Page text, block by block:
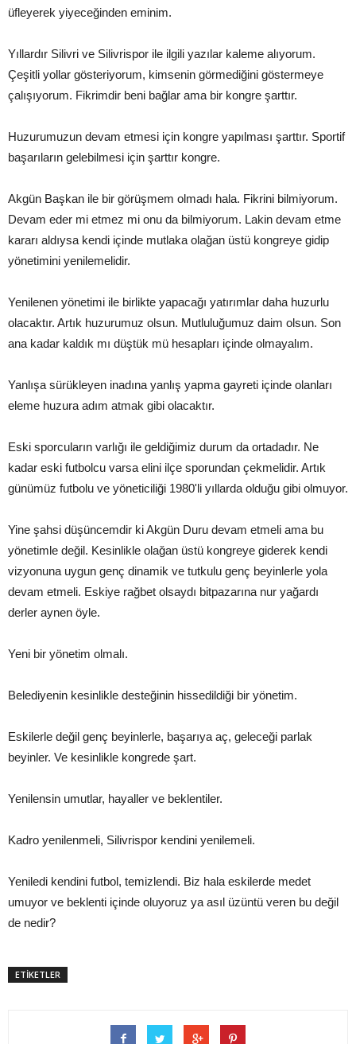
üfleyerek yiyeceğinden eminim.
Yıllardır Silivri ve Silivrispor ile ilgili yazılar kaleme alıyorum.
Çeşitli yollar gösteriyorum, kimsenin görmediğini göstermeye
çalışıyorum. Fikrimdir beni bağlar ama bir kongre şarttır.
Huzurumuzun devam etmesi için kongre yapılması şarttır. Sportif
başarıların gelebilmesi için şarttır kongre.
Akgün Başkan ile bir görüşmem olmadı hala. Fikrini bilmiyorum.
Devam eder mi etmez mi onu da bilmiyorum. Lakin devam etme
kararı aldıysa kendi içinde mutlaka olağan üstü kongreye gidip
yönetimini yenilemelidir.
Yenilenen yönetimi ile birlikte yapacağı yatırımlar daha huzurlu
olacaktır. Artık huzurumuz olsun. Mutluluğumuz daim olsun. Son
ana kadar kaldık mı düştük mü hesapları içinde olmayalım.
Yanlışa sürükleyen inadına yanlış yapma gayreti içinde olanları
eleme huzura adım atmak gibi olacaktır.
Eski sporcuların varlığı ile geldiğimiz durum da ortadadır. Ne
kadar eski futbolcu varsa elini ilçe sporundan çekmelidir. Artık
günümüz futbolu ve yöneticiliği 1980'li yıllarda olduğu gibi olmuyor.
Yine şahsi düşüncemdir ki Akgün Duru devam etmeli ama bu
yönetimle değil. Kesinlikle olağan üstü kongreye giderek kendi
vizyonuna uygun genç dinamik ve tutkulu genç beyinlerle yola
devam etmeli. Eskiye rağbet olsaydı bitpazarına nur yağardı
derler aynen öyle.
Yeni bir yönetim olmalı.
Belediyenin kesinlikle desteğinin hissedildiği bir yönetim.
Eskilerle değil genç beyinlerle, başarıya aç, geleceği parlak
beyinler. Ve kesinlikle kongrede şart.
Yenilensin umutlar, hayaller ve beklentiler.
Kadro yenilenmeli, Silivrispor kendini yenilemeli.
Yeniledi kendini futbol, temizlendi. Biz hala eskilerde medet
umuyor ve beklenti içinde oluyoruz ya asıl üzüntü veren bu değil
de nedir?
ETİKETLER